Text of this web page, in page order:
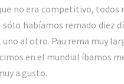
no era competitivo, todos
habíamos remado diez
al otro. Pau rema muy
en el mundial íbamos
a gusto.